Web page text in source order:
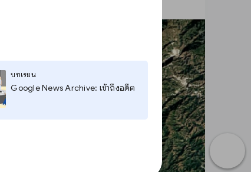
บทเรียน
Google News Archive: เข้าถึงอดีต